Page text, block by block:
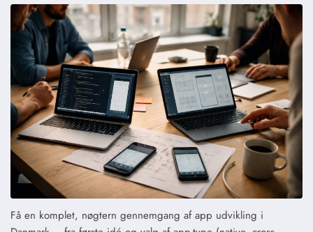
Få en komplet, nøgtern gennemgang af app udvikling i